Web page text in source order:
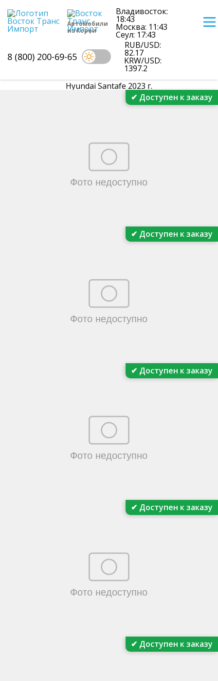
Автомобили
из Кореи
Владивосток:
18:43
Москва: 11:43
Сеул: 17:43
RUB/USD:
82.17
KRW/USD:
1397.2
8 (800) 200-69-65
Hyundai Santafe 2023 г.
✔ Доступен к заказу
✔ Доступен к заказу
✔ Доступен к заказу
✔ Доступен к заказу
✔ Доступен к заказу